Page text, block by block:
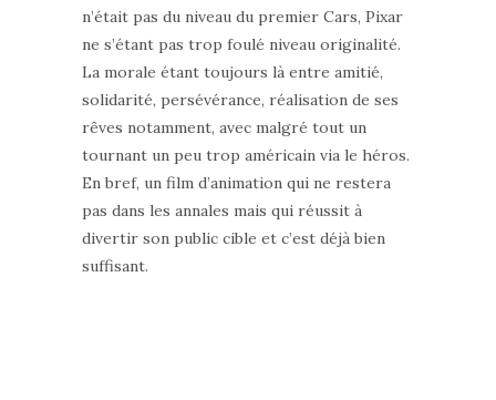
n’était pas du niveau du premier Cars, Pixar
ne s’étant pas trop foulé niveau originalité.
La morale étant toujours là entre amitié,
solidarité, persévérance, réalisation de ses
rêves notamment, avec malgré tout un
tournant un peu trop américain via le héros.
En bref, un film d’animation qui ne restera
pas dans les annales mais qui réussit à
divertir son public cible et c’est déjà bien
suffisant.